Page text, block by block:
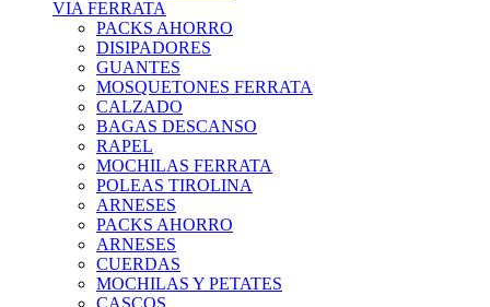
VIA FERRATA
PACKS AHORRO
DISIPADORES
GUANTES
MOSQUETONES FERRATA
CALZADO
BAGAS DESCANSO
RAPEL
MOCHILAS FERRATA
POLEAS TIROLINA
ARNESES
PACKS AHORRO
ARNESES
CUERDAS
MOCHILAS Y PETATES
CASCOS